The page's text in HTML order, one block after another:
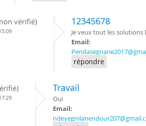
vérifié) 12345678
Je veux tout les solutions
Email:
répondre
Travail
Oui
Email: